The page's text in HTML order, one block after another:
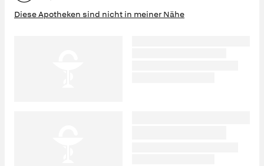
Diese Apotheken sind nicht in meiner Nähe